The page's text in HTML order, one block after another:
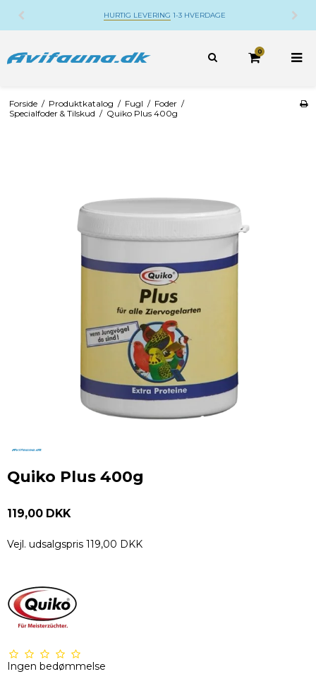
HURTIG LEVERING 1-3 HVERDAGE
0
Forside / Produktkatalog / Fugl / Foder /
Specialfoder & Tilskud / Quiko Plus 400g
Quiko Plus 400g
119,00 DKK
Vejl. udsalgspris 119,00 DKK
Ingen bedømmelse